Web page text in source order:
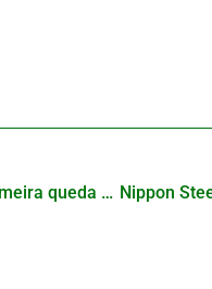
Mercado automotivo Japonês registra primeira queda em dois anos, entenda os motivos